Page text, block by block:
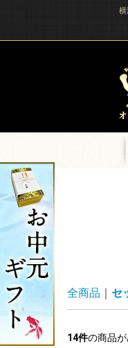
横
全商品 セ
14件の商品が